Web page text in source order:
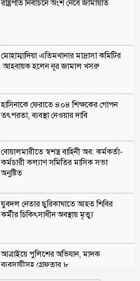
রাষ্ট্রপতি নির্বাচনে অংশ নেবে জামায়াত
মোহাম্মাদিয়া এতিমখানার মাদ্রাসা কমিটির
আহবায়ক হলেন নূর জামাল খসরু
হাসিনাকে ফেরাতে ৪০৪ শিক্ষকের গোপন
তৎপরতা, ব্যবস্থা নেওয়ার দাবি
বোয়ালমারীতে স্বশস্ত্র বাহিনী অব: কর্মকর্তা-
কর্মচারী কল্যাণ সমিতির মাসিক সভা
অনুষ্টিত
যুবদল নেতার ছুরিকাঘাতে আহত শিবির
কর্মীর চিকিৎসাধীন অবস্থায় মৃত্যু
আত্রাইয়ে পুলিশের অভিযান, মাদক
ব্যবসায়ীসহ গ্রেফতার ৮